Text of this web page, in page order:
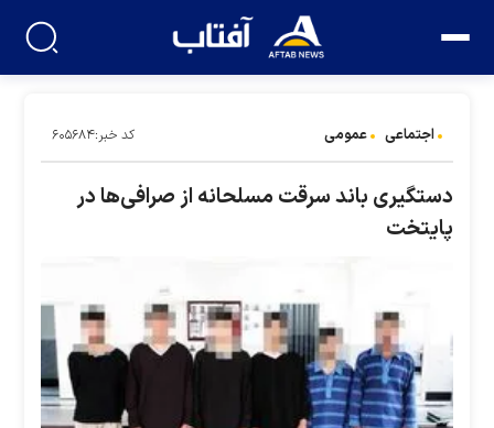
اجتماعی عمومی کد خبر:۶۰۵۶۸۴
دستگیری باند سرقت مسلحانه از صرافی‌ها در
پایتخت